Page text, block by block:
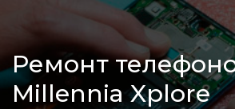
Ремонт
Millennia Xplore